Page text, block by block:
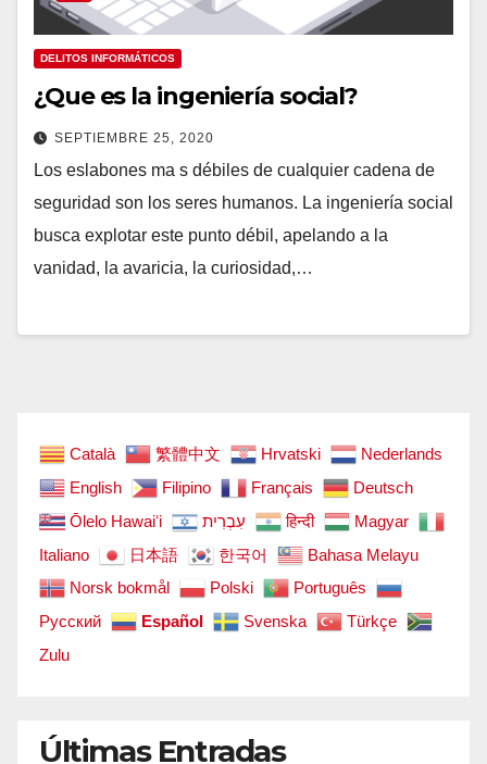
DELITOS INFORMÁTICOS
¿Que es la ingeniería social?
SEPTIEMBRE 25, 2020
Los eslabones ma s débiles de cualquier cadena de
seguridad son los seres humanos. La ingeniería social
busca explotar este punto débil, apelando a la
vanidad, la avaricia, la curiosidad,…
Català 繁體中文 Hrvatski
Nederlands
English
Filipino Français
Deutsch
Ōlelo Hawaiʻi
עִבְרִית हिन्दी
Magyar
Italiano
日本語 한국어
Bahasa Melayu
Norsk bokmål
Polski
Português
Русский
Español Svenska
Türkçe
Zulu
Últimas Entradas